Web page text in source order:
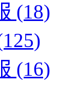
(18)
(16)